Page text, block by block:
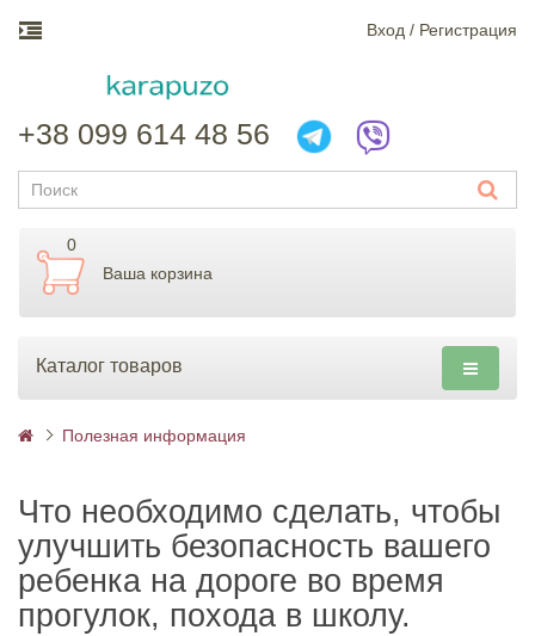
Вход / Регистрация
+38 099 614 48 56
0
Ваша корзина
Каталог товаров
Полезная информация
Что необходимо сделать, чтобы
улучшить безопасность вашего
ребенка на дороге во время
прогулок, похода в школу.